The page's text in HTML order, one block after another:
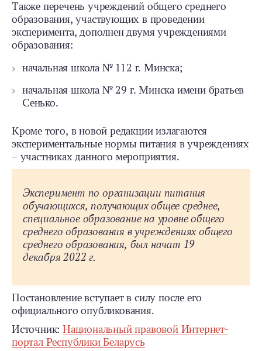
Также перечень учреждений общего среднего
образования, участвующих в проведении
эксперимента, дополнен двумя учреждениями
образования:
начальная школа № 112 г. Минска;
начальная школа № 29 г. Минска имени братьев
Сенько.
Кроме того, в новой редакции излагаются
экспериментальные нормы питания в учреждениях
– участниках данного мероприятия.
Эксперимент по организации питания
обучающихся, получающих общее среднее,
специальное образование на уровне общего
среднего образования в учреждениях общего
среднего образования, был начат 19
декабря 2022 г.
Постановление вступает в силу после его
официального опубликования.
Источник:Национальный правовой Интернет-
портал Республики Беларусь